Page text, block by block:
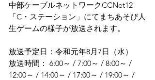
中部ケーブルネットワークCCNet12
「C・ステーション」にてまちあそび人
生ゲームの様子が放送されます。
放送予定日：令和元年8月7日（水）
放送時間： 6:00～ / 7:00～ / 8:00～ /
12:00～ / 14:00～ / 17:00～ / 19:00～ /